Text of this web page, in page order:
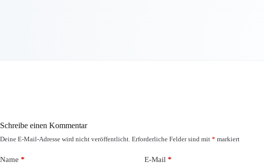
Schreibe einen Kommentar
Deine E-Mail-Adresse wird nicht veröffentlicht. Erforderliche Felder sind mit * markiert
Name * E-Mail *